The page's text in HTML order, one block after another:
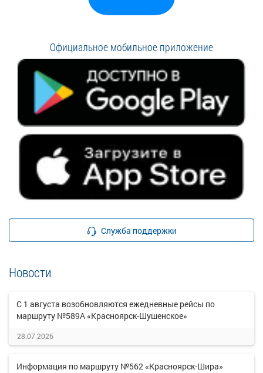
Официальное мобильное приложение
Служба поддержки
Новости
С 1 августа возобновляются ежедневные рейсы по
маршруту №589А «Красноярск-Шушенское»
28.07.2026
Информация по маршруту №562 «Красноярск-Шира»